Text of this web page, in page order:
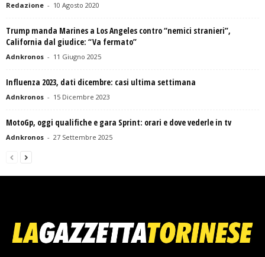
Redazione - 10 Agosto 2020
Trump manda Marines a Los Angeles contro “nemici stranieri”,
California dal giudice: “Va fermato”
Adnkronos - 11 Giugno 2025
Influenza 2023, dati dicembre: casi ultima settimana
Adnkronos - 15 Dicembre 2023
MotoGp, oggi qualifiche e gara Sprint: orari e dove vederle in tv
Adnkronos - 27 Settembre 2025